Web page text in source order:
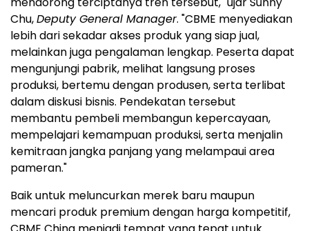
Chu,Deputy General Manager. "CBME menyediakan
lebih dari sekadar akses produk yang siap jual,
melainkan juga pengalaman lengkap. Peserta dapat
mengunjungi pabrik, melihat langsung proses
produksi, bertemu dengan produsen, serta terlibat
dalam diskusi bisnis. Pendekatan tersebut
membantu pembeli membangun kepercayaan,
mempelajari kemampuan produksi, serta menjalin
kemitraan jangka panjang yang melampaui area
pameran."
Baik untuk meluncurkan merek baru maupun
mencari produk premium dengan harga kompetitif,